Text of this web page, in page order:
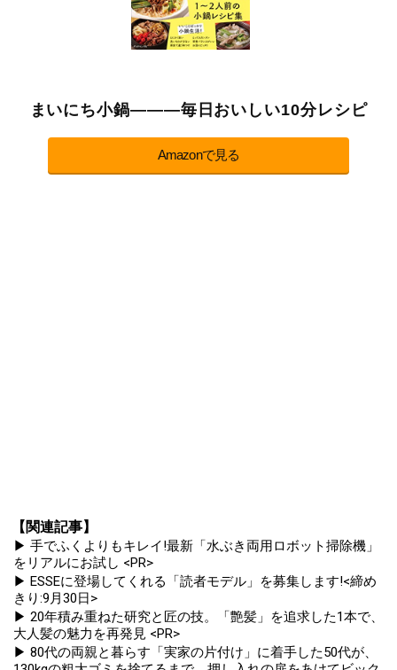
まいにち小鍋―――毎日おいしい10分レシピ
Amazonで見る
【関連記事】
▶ 手でふくよりもキレイ!最新「水ぶき両用ロボット掃除機」
をリアルにお試し <PR>
▶ ESSEに登場してくれる「読者モデル」を募集します!<締め
きり:9月30日>
▶ 20年積み重ねた研究と匠の技。「艶髪」を追求した1本で、
大人髪の魅力を再発見 <PR>
▶ 80代の両親と暮らす「実家の片付け」に着手した50代が、